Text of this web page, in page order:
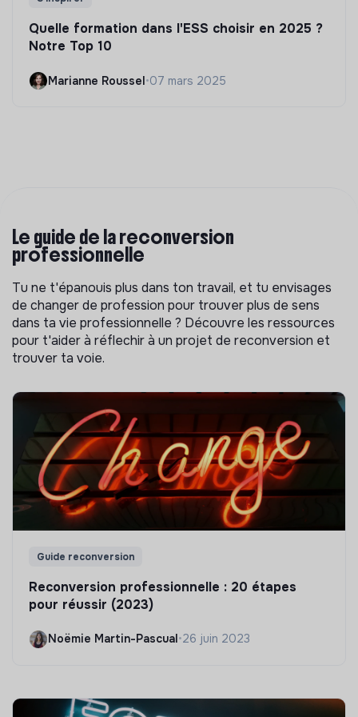
Quelle formation dans l'ESS choisir en 2025 ?
Notre Top 10
Marianne Roussel•07 mars 2025
Le guide de la reconversion
professionnelle
Tu ne t'épanouis plus dans ton travail, et tu envisages
de changer de profession pour trouver plus de sens
dans ta vie professionnelle ? Découvre les ressources
pour t'aider à réflechir à un projet de reconversion et
trouver ta voie.
Guide reconversion
Reconversion professionnelle : 20 étapes
pour réussir (2023)
Noëmie Martin-Pascual •26 juin 2023